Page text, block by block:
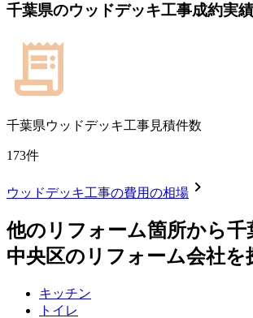
千葉県のウッドデッキ工事成約実績
千葉県ウッドデッキ工事見積件数
173件
ウッドデッキ工事の費用の相場 chevron_right
他のリフォーム箇所から千
中央区のリフォーム会社を
キッチン
トイレ